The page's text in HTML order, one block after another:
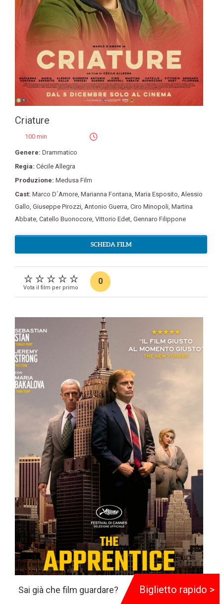
Criature
100 min
Genere: Drammatico
Regia: Cécile Allegra
Produzione: Medusa Film
Cast: Marco D´Amore Marianna Fontana Maria Esposito Alessio
Gallo Giuseppe Pirozzi Antonio Guerra Ciro Minopoli Martina
Abbate Catello Buonocore Vittorio Edet Gennaro Filippone
SCHEDA FILM
Vota il film per primo
0
Sai già che film guardare? Biglietto rapido >